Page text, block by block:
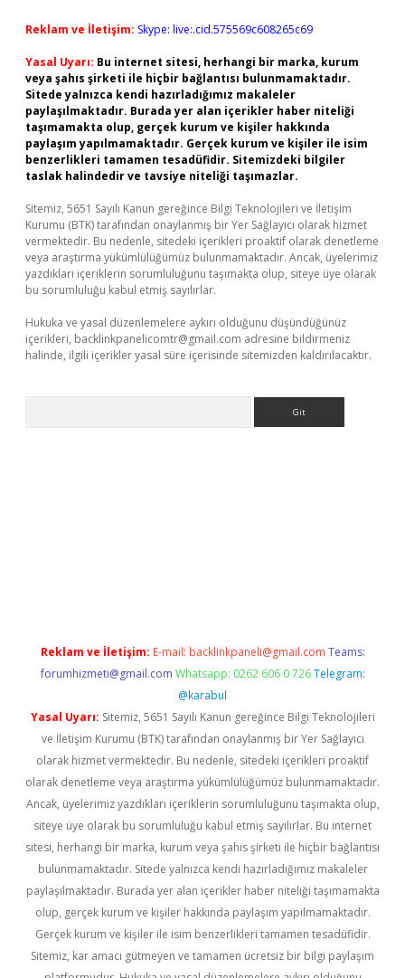
Reklam ve İletişim: Skype: live:.cid.575569c608265c69
Yasal Uyarı: Bu internet sitesi, herhangi bir marka, kurum
veya şahıs şirketi ile hiçbir bağlantısı bulunmamaktadır.
Sitede yalnızca kendi hazırladığımız makaleler
paylaşılmaktadır. Burada yer alan içerikler haber niteliği
taşımamakta olup, gerçek kurum ve kişiler hakkında
paylaşım yapılmamaktadır. Gerçek kurum ve kişiler ile isim
benzerlikleri tamamen tesadüfidir. Sitemizdeki bilgiler
taslak halindedir ve tavsiye niteliği taşımazlar.
Sitemiz, 5651 Sayılı Kanun gereğince Bilgi Teknolojileri ve İletişim
Kurumu (BTK) tarafından onaylanmış bir Yer Sağlayıcı olarak hizmet
vermektedir. Bu nedenle, sitedeki içerikleri proaktif olarak denetleme
veya araştırma yükümlülüğümüz bulunmamaktadır. Ancak, üyelerimiz
yazdıkları içeriklerin sorumluluğunu taşımakta olup, siteye üye olarak
bu sorumluluğu kabul etmiş sayılırlar.
Hukuka ve yasal düzenlemelere aykırı olduğunu düşündüğünüz
içerikleri, backlinkpanelicomtr@gmail.com adresine bildirmeniz
halinde, ilgili içerikler yasal süre içerisinde sitemizden kaldırılacaktır.
Reklam ve İletişim: E-mail: backlinkpaneli@gmail.com Teams:
forumhizmeti@gmail.com Whatsapp: 0262 606 0 726 Telegram:
@karabul
Yasal Uyarı: Sitemiz, 5651 Sayılı Kanun gereğince Bilgi Teknolojileri
ve İletişim Kurumu (BTK) tarafından onaylanmış bir Yer Sağlayıcı
olarak hizmet vermektedir. Bu nedenle, sitedeki içerikleri proaktif
olarak denetleme veya araştırma yükümlülüğümüz bulunmamaktadır.
Ancak, üyelerimiz yazdıkları içeriklerin sorumluluğunu taşımakta olup,
siteye üye olarak bu sorumluluğu kabul etmiş sayılırlar. Bu internet
sitesi, herhangi bir marka, kurum veya şahıs şirketi ile hiçbir bağlantısı
bulunmamaktadır. Sitede yalnızca kendi hazırladığımız makaleler
paylaşılmaktadır. Burada yer alan içerikler haber niteliği taşımamakta
olup, gerçek kurum ve kişiler hakkında paylaşım yapılmamaktadır.
Gerçek kurum ve kişiler ile isim benzerlikleri tamamen tesadüfidir.
Sitemiz, kar amacı gütmeyen ve tamamen ücretsiz bir bilgi paylaşım